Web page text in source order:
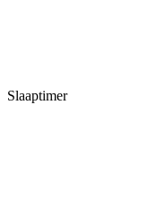
Slaaptimer